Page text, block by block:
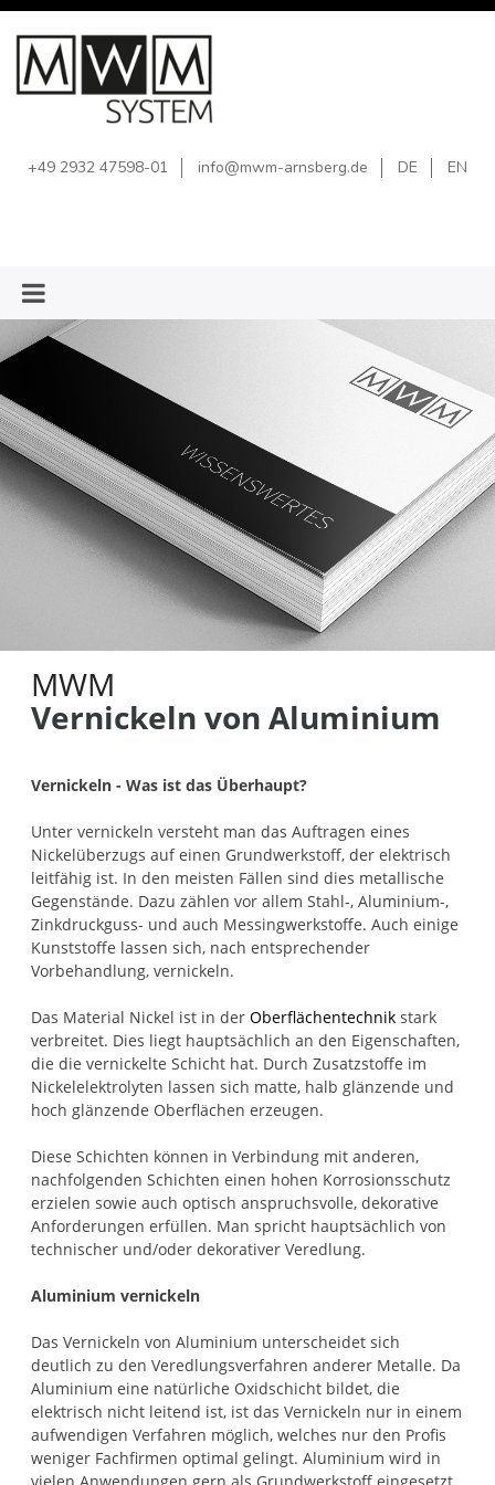
+49 2932 47598-01 info@mwm-arnsberg.de DE EN
MWM
Vernickeln von Aluminium
Vernickeln - Was ist das Überhaupt?
Unter vernickeln versteht man das Auftragen eines
Nickelüberzugs auf einen Grundwerkstoff, der elektrisch
leitfähig ist. In den meisten Fällen sind dies metallische
Gegenstände. Dazu zählen vor allem Stahl-, Aluminium-,
Zinkdruckguss- und auch Messingwerkstoffe. Auch einige
Kunststoffe lassen sich, nach entsprechender
Vorbehandlung, vernickeln.
Das Material Nickel ist in derOberflächentechnik stark
verbreitet. Dies liegt hauptsächlich an den Eigenschaften,
die die vernickelte Schicht hat. Durch Zusatzstoffe im
Nickelelektrolyten lassen sich matte, halb glänzende und
hoch glänzende Oberflächen erzeugen.
Diese Schichten können in Verbindung mit anderen,
nachfolgenden Schichten einen hohen Korrosionsschutz
erzielen sowie auch optisch anspruchsvolle, dekorative
Anforderungen erfüllen. Man spricht hauptsächlich von
technischer und/oder dekorativer Veredlung.
Aluminium vernickeln
Das Vernickeln von Aluminium unterscheidet sich
deutlich zu den Veredlungsverfahren anderer Metalle. Da
Aluminium eine natürliche Oxidschicht bildet, die
elektrisch nicht leitend ist, ist das Vernickeln nur in einem
aufwendigen Verfahren möglich, welches nur den Profis
weniger Fachfirmen optimal gelingt. Aluminium wird in